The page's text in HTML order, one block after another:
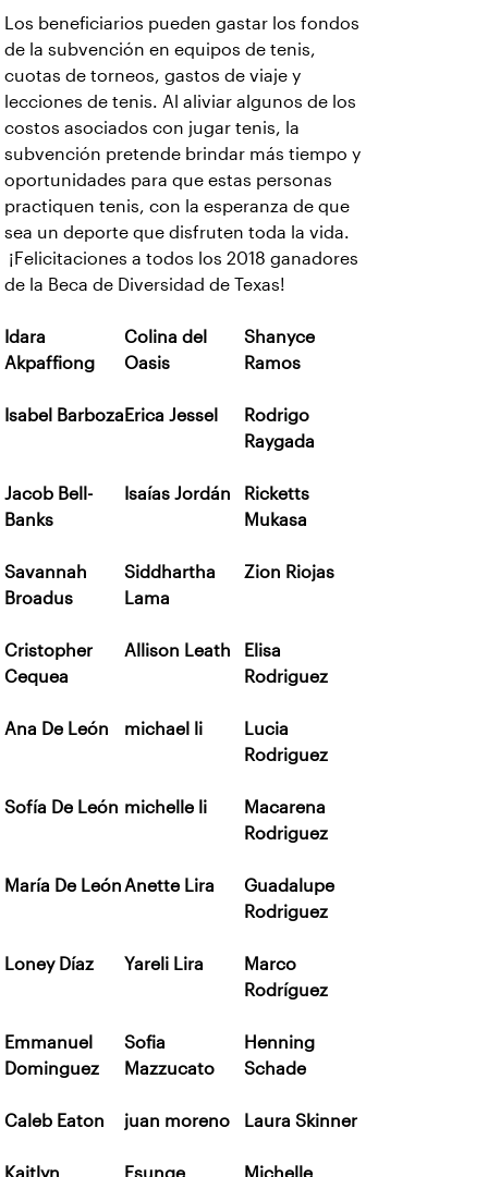
Los beneficiarios pueden gastar los fondos
de la subvención en equipos de tenis,
cuotas de torneos, gastos de viaje y
lecciones de tenis. Al aliviar algunos de los
costos asociados con jugar tenis, la
subvención pretende brindar más tiempo y
oportunidades para que estas personas
practiquen tenis, con la esperanza de que
sea un deporte que disfruten toda la vida.
¡Felicitaciones a todos los 2018 ganadores
de la Beca de Diversidad de Texas!
Idara
Akpaffiong
Colina del
Oasis
Shanyce
Ramos
Isabel Barboza Erica Jessel
Rodrigo
Raygada
Jacob Bell-
Banks
Isaías Jordán
Ricketts
Mukasa
Savannah
Broadus
Siddhartha
Lama
Zion Riojas
Cristopher
Cequea
Allison Leath
Elisa
Rodriguez
Ana De León michael li
Lucia
Rodriguez
Sofía De León michelle li
Macarena
Rodriguez
María De León Anette Lira
Guadalupe
Rodriguez
Loney Díaz Yareli Lira
Marco
Rodríguez
Emmanuel
Dominguez
Sofia
Mazzucato
Henning
Schade
Caleb Eaton juan moreno Laura Skinner
Kaitlyn Esunge Michelle